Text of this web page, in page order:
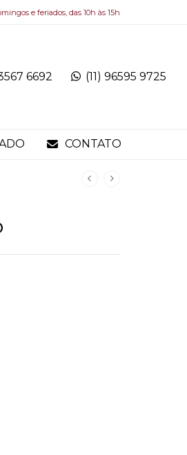
e feriados, das 10h às 15h
6692 (11) 96595 9725
CONTATO